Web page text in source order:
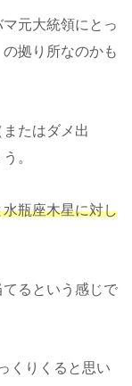
元大統領にとっ
拠り所なのかも
たはダメ出
。
瓶座木星に対し
るという感じで
くりくると思い